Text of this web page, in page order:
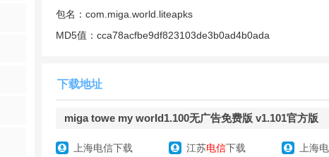
Miga Town My World国际版还引入了一个全新的社交体验。
经营之旅。从建筑到服装，再到角色，一切都由你来选择和创
世界，那么赶紧加入Miga World 米加小镇: 世界吧！在这里，
想象力，和朋友们一起共创美好回忆。
包名： com.miga.world.liteapks
MD5值： cca78acfbe9df823103de3b0ad4b0ada
下载地址
miga towe my worId1.100无广告免费版 v1.101官方版
上海电信下载 江苏电信下载 上海